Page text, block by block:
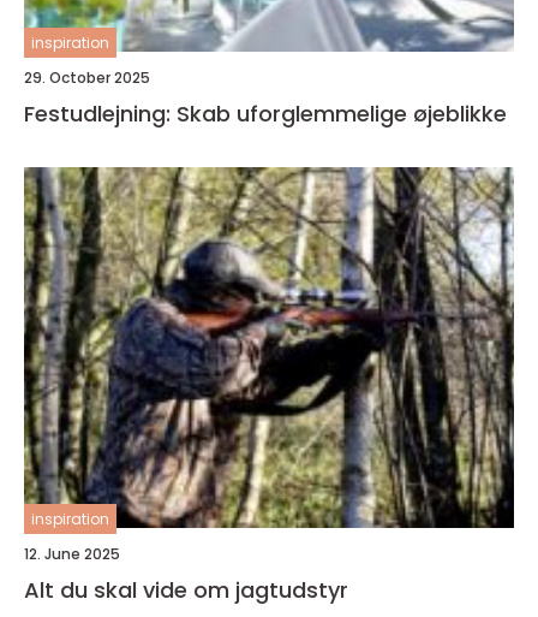
inspiration
29. October 2025
Festudlejning: Skab uforglemmelige øjeblikke
inspiration
12. June 2025
Alt du skal vide om jagtudstyr